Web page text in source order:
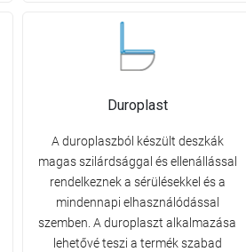
Duroplast
A duroplaszból készült deszkák
magas szilárdsággal és ellenállással
rendelkeznek a sérülésekkel és a
mindennapi elhasználódással
szemben. A duroplaszt alkalmazása
lehetővé teszi a termék szabad